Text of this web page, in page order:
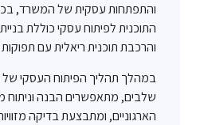
והתפתחות עסקית של המשרד,
התוכנית לפיתוח עסקי כוללת
והרכבת תוכנית ריאלית עם
במהלך תהליך הפיתוח העסקי
שלבים, מתאפשרים הבנה וניתוח
הארגוניים, ומתבצעת בדיקה